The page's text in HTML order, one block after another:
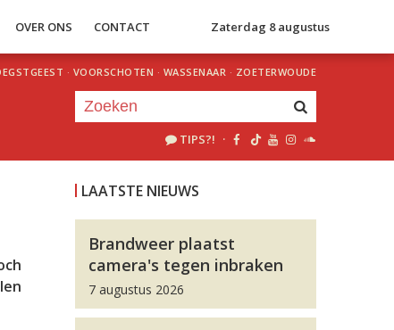
OVER ONS CONTACT Zaterdag 8 augustus
· VOORSCHOTEN · WASSENAAR · ZOETERWOUDE
TIPS?! ·
LAATSTE NIEUWS
Brandweer plaatst
camera's tegen inbraken
7 augustus 2026